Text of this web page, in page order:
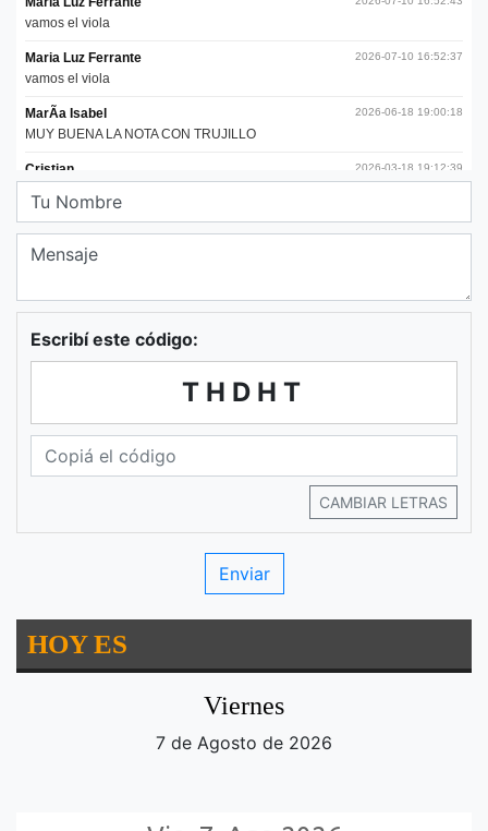
Escribí este código:
THDHT
CAMBIAR LETRAS
HOY ES
Viernes
7 de Agosto de 2026